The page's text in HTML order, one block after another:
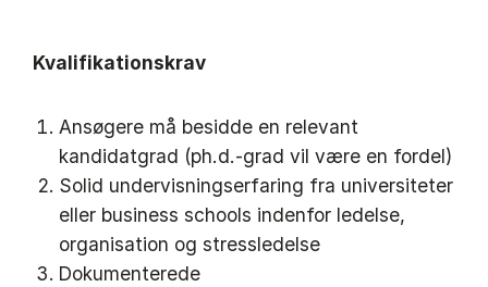
Kvalifikationskrav
Ansøgere må besidde en relevant
kandidatgrad (ph.d.-grad vil være en fordel)
Solid undervisningserfaring fra universiteter
eller business schools indenfor ledelse,
organisation og stressledelse
Dokumenterede